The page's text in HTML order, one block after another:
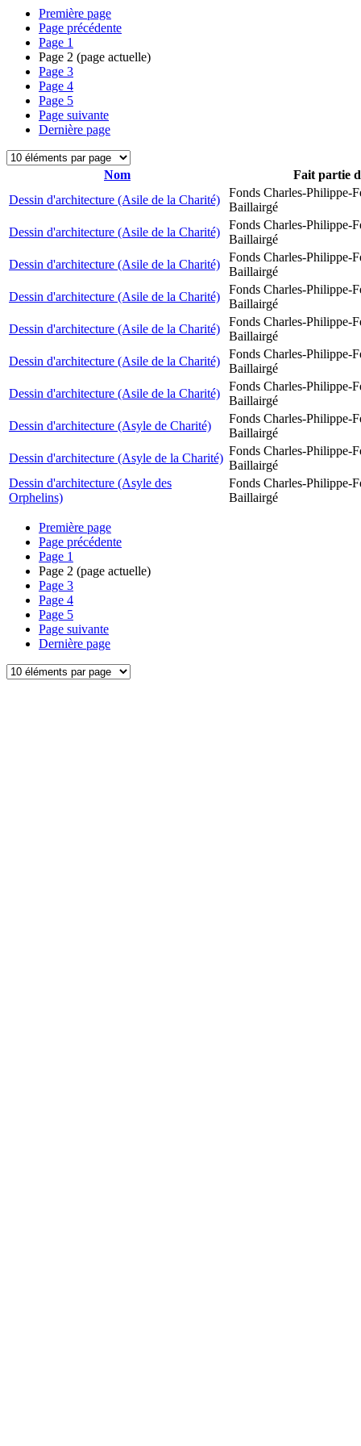
Première page
Page précédente
Page 1
Page 2 (page actuelle)
Page 3
Page 4
Page 5
Page suivante
Dernière page
Nom
Fait partie
Dessin d'architecture (Asile de la Charité)
Fonds Charles-Philippe-
Baillairgé
Dessin d'architecture (Asile de la Charité)
Fonds Charles-Philippe-
Baillairgé
Dessin d'architecture (Asile de la Charité)
Fonds Charles-Philippe-
Baillairgé
Dessin d'architecture (Asile de la Charité)
Fonds Charles-Philippe-
Baillairgé
Dessin d'architecture (Asile de la Charité)
Fonds Charles-Philippe-
Baillairgé
Dessin d'architecture (Asile de la Charité)
Fonds Charles-Philippe-
Baillairgé
Dessin d'architecture (Asile de la Charité)
Fonds Charles-Philippe-
Baillairgé
Dessin d'architecture (Asyle de Charité)
Fonds Charles-Philippe-
Baillairgé
Dessin d'architecture (Asyle de la Charité)
Fonds Charles-Philippe-
Baillairgé
Dessin d'architecture (Asyle des
Orphelins)
Fonds Charles-Philippe-
Baillairgé
Première page
Page précédente
Page 1
Page 2 (page actuelle)
Page 3
Page 4
Page 5
Page suivante
Dernière page